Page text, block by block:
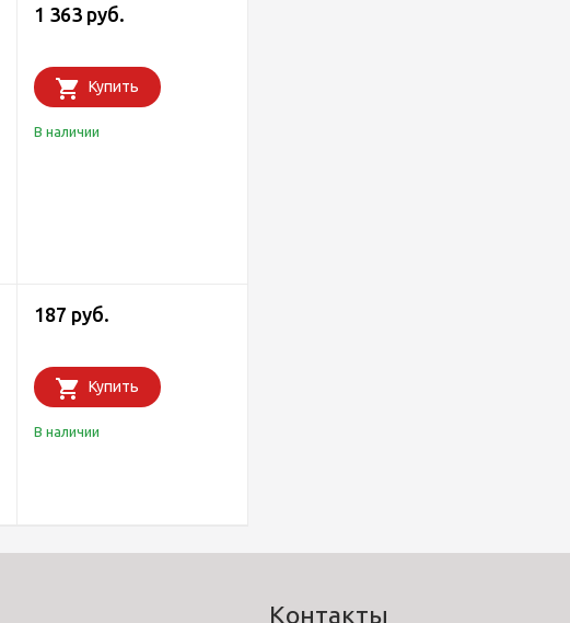
1 363 руб.
Купить
В наличии
187 руб.
Купить
В наличии
Контакты